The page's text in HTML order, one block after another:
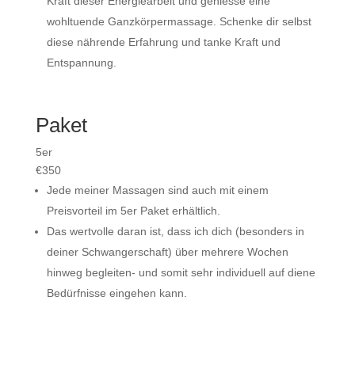
wohltuende Ganzkörpermassage. Schenke dir selbst
diese nährende Erfahrung und tanke Kraft und
Entspannung.
Paket
5er
€350
Jede meiner Massagen sind auch mit einem
Preisvorteil im 5er Paket erhältlich.
Das wertvolle daran ist, dass ich dich (besonders in
deiner Schwangerschaft) über mehrere Wochen
hinweg begleiten- und somit sehr individuell auf diene
Bedürfnisse eingehen kann.